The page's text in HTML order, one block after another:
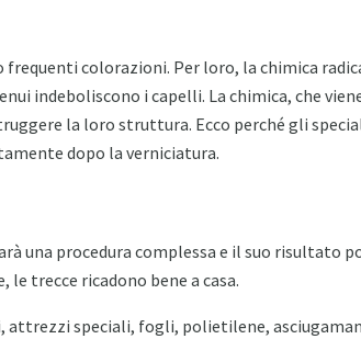
colorazioni. Per loro, la chimica
indeboliscono i capelli. La chimica, che
la loro struttura. Ecco perché gli
dopo la verniciatura.
una procedura complessa e il suo risultato
trecce ricadono bene a casa.
attrezzi speciali, fogli, polietilene,